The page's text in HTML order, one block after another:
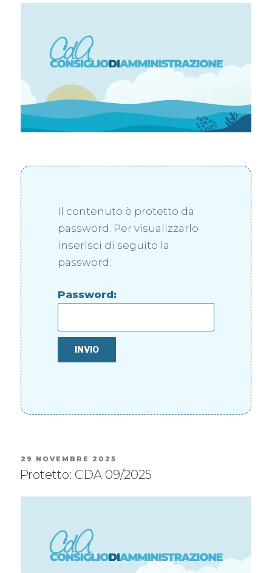
Il contenuto è protetto da
password. Per visualizzarlo
inserisci di seguito la
password:
Password:
29 NOVEMBRE 2025
Protetto: CDA 09/2025